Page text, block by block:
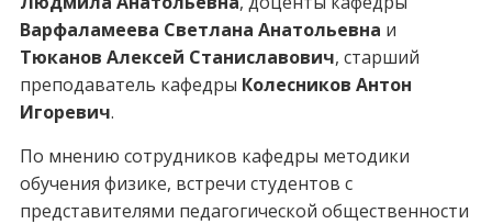
Варфаламеева Светлана Анатольевна и
Тюканов Алексей Станиславович, старший
преподаватель кафедры Колесников Антон
Игоревич.
По мнению сотрудников кафедры методики
обучения физике, встречи студентов с
представителями педагогической общественности